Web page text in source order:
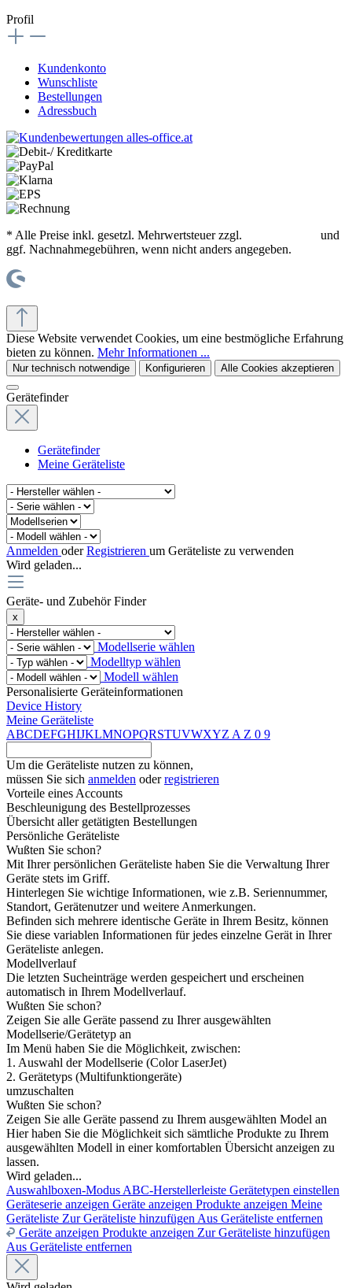
Profil
Kundenkonto
Wunschliste
Bestellungen
Adressbuch
* Alle Preise inkl. gesetzl. Mehrwertsteuer zzgl.
und
ggf. Nachnahmegebühren, wenn nicht anders angegeben.
Diese Website verwendet Cookies, um eine bestmögliche Erfahrung
bieten zu können. Mehr Informationen ...
Nur technisch notwendige Konfigurieren Alle Cookies akzeptieren
Gerätefinder
Gerätefinder
Meine Geräteliste
Anmelden oderRegistrieren um Geräteliste zu verwenden
Wird geladen...
Geräte- und Zubehör Finder
x
Modellserie wählen
Modelltyp wählen
Modell wählen
Personalisierte Geräteinformationen
Device History
Meine Geräteliste
ABCDEFGHIJKLMNOPQRSTUVWXYZ A Z 0 9
Um die Geräteliste nutzen zu können,
müssen Sie sich anmelden oderregistrieren
Vorteile eines Accounts
Beschleunigung des Bestellprozesses
Übersicht aller getätigten Bestellungen
Persönliche Geräteliste
Wußten Sie schon?
Mit Ihrer persönlichen Geräteliste haben Sie die Verwaltung Ihrer
Geräte stets im Griff.
Hinterlegen Sie wichtige Informationen, wie z.B. Seriennummer,
Standort, Gerätenutzer und weitere Anmerkungen.
Befinden sich mehrere identische Geräte in Ihrem Besitz, können
Sie diese variablen Informationen für jedes einzelne Gerät in Ihrer
Geräteliste anlegen.
Modellverlauf
Die letzten Sucheinträge werden gespeichert und erscheinen
automatisch in Ihrem Modellverlauf.
Wußten Sie schon?
Zeigen Sie alle Geräte passend zu Ihrer ausgewählten
Modellserie/Gerätetyp an
Im Menü haben Sie die Möglichkeit, zwischen:
1. Auswahl der Modellserie (Color LaserJet)
2. Gerätetyps (Multifunktiongeräte)
umzuschalten
Wußten Sie schon?
Zeigen Sie alle Geräte passend zu Ihrem ausgewählten Model an
Hier haben Sie die Möglichkeit sich sämtliche Produkte zu Ihrem
ausgewählten Modell in einer komfortablen Übersicht anzeigen zu
lassen.
Wird geladen...
Auswahlboxen-Modus ABC-Herstellerleiste Gerätetypen einstellen
Geräteserie anzeigen Geräte anzeigen Produkte anzeigen Meine
Geräteliste Zur Geräteliste hinzufügen Aus Geräteliste entfernen
Geräte anzeigen Produkte anzeigen Zur Geräteliste hinzufügen
Aus Geräteliste entfernen